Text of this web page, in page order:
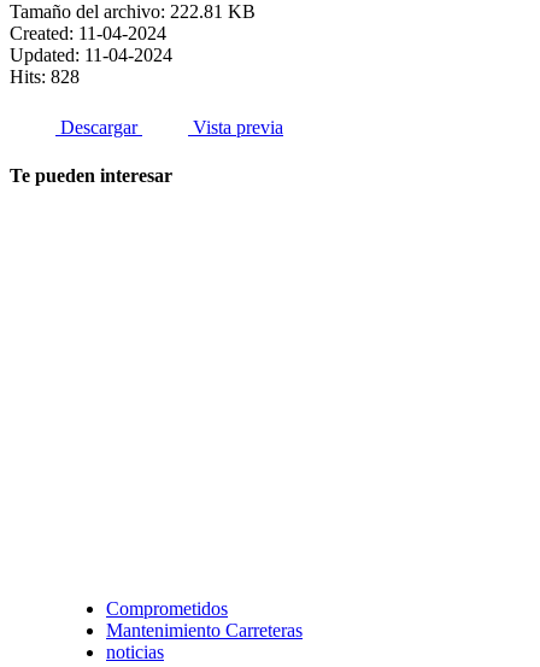
Tamaño del archivo: 222.81 KB
Created: 11-04-2024
Updated: 11-04-2024
Hits: 828
Descargar Vista previa
Te pueden interesar
Comprometidos
Mantenimiento Carreteras
noticias